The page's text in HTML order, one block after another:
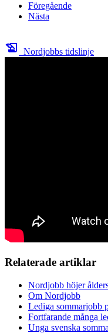
Föregående
Nästa
history_edu Nordjobbs tidslinje
Relaterade artiklar
Nordjobb höjer
Om Nordjobb
Lediga sommarjobb
Fortfarande många
Unga svenska